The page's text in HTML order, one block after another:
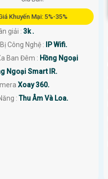
Khuyến Mại: 5%-35%
giải : 3k .
Công Nghệ : IP Wifi.
Ban Đêm : Hồng Ngoại
Ngoại Smart IR.
Xoay 360.
:Thu Âm Và Loa.